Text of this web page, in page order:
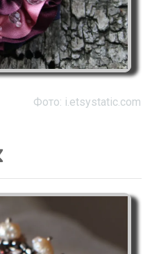
Фото: i.etsystatic.com